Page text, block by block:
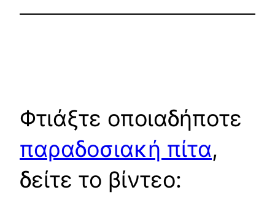
Φτιάξτε οποιαδήποτε
παραδοσιακή πίτα,
δείτε το βίντεο: